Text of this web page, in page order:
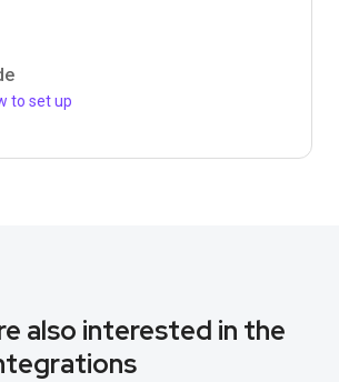
to set up
also interested in the